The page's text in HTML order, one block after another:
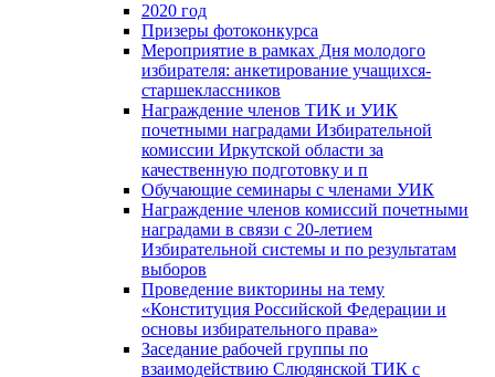
2020 год
Призеры фотоконкурса
Мероприятие в рамках Дня молодого
избирателя: анкетирование учащихся-
старшеклассников
Награждение членов ТИК и УИК
почетными наградами Избирательной
комиссии Иркутской области за
качественную подготовку и п
Обучающие семинары с членами УИК
Награждение членов комиссий почетными
наградами в связи с 20-летием
Избирательной системы и по результатам
выборов
Проведение викторины на тему
«Конституция Российской Федерации и
основы избирательного права»
Заседание рабочей группы по
взаимодействию Слюдянской ТИК с